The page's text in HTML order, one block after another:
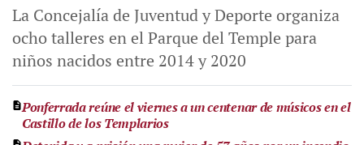
La Concejalía de Juventud y Deporte organiza
ocho talleres en el Parque del Temple para
niños nacidos entre 2014 y 2020
Ponferrada reúne el viernes a un centenar de músicos en el
Castillo de los Templarios